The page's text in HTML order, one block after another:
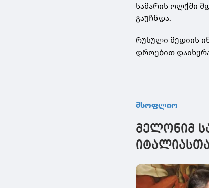
სამარის ოლქში
გაუჩნდა.
რუსული მედიის
დროებით
მსოფლიო
მელონიმ